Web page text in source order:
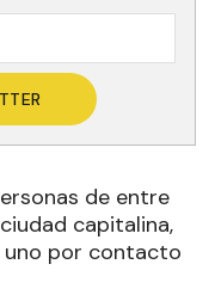
de entre
capitalina,
por contacto